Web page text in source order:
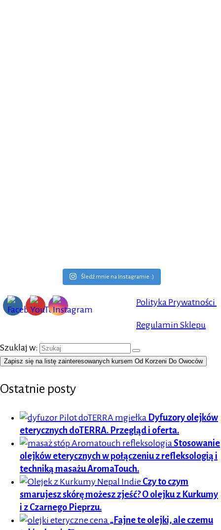
Śledź mnie na Instagramie :)
Polityka Prywatności
Regulamin Sklepu
Szuklaj w:
Zapisz się na listę zainteresowanych kursem Od Korzeni Do Owoców
Ostatnie posty
Dyfuzory olejków
eterycznych doTERRA. Przegląd i oferta.
Stosowanie
olejków eterycznych w połączeniu z refleksologią i
techniką masażu AromaTouch.
Czy to czym
smarujesz skórę możesz zjeść? O olejku z Kurkumy
i z Czarnego Pieprzu.
„Fajne te olejki, ale czemu